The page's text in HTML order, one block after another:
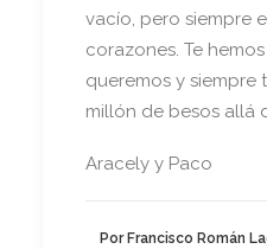
vacío, pero siempre
corazones. Te
queremos y siempre
millón de besos allá
Aracely y Paco
Por Francisco Román